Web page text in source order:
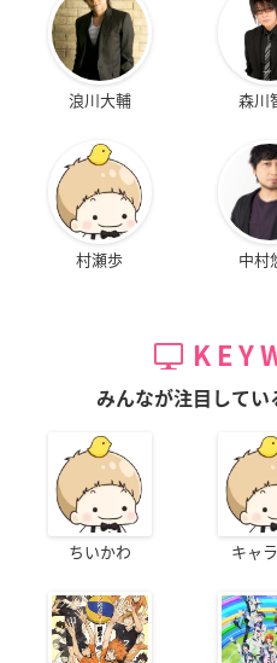
浪川大輔 森川
村瀬歩 中村
みんなが注目してい
ちいかわ キャ